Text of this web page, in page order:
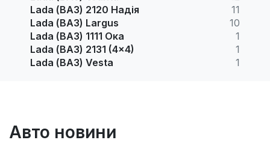
Lada (ВАЗ) 2120 Надія
11
Lada (ВАЗ) Largus
10
Lada (ВАЗ) 1111 Ока
1
Lada (ВАЗ) 2131 (4x4)
1
Lada (ВАЗ) Vesta
1
Авто новини